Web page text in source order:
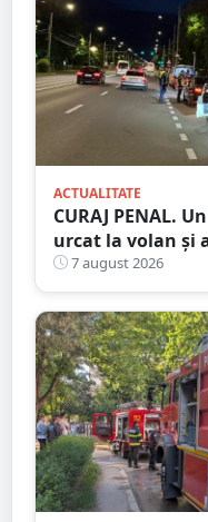
ACTUALITATE
CURAJ PENAL.
urcat la volan și
Satu Mare
7 august 2026